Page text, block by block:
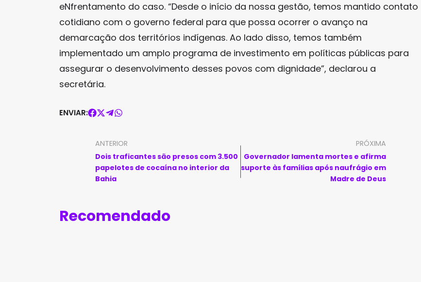
eNfrentamento do caso. “Desde o início da nossa gestão, temos mantido contato
cotidiano com o governo federal para que possa ocorrer o avanço na
demarcação dos territórios indígenas. Ao lado disso, temos também
implementado um amplo programa de investimento em políticas públicas para
assegurar o desenvolvimento desses povos com dignidade”, declarou a
secretária.
ENVIAR:
ANTERIOR
Dois traficantes são presos com 3.500
papelotes de cocaína no interior da
Bahia
PRÓXIMA
Governador lamenta mortes e afirma
suporte às famílias após naufrágio em
Madre de Deus
Recomendado